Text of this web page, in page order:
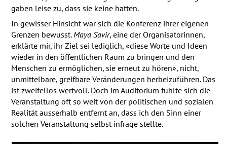
gaben leise zu, dass sie keine hatten.
In gewisser Hinsicht war sich die Konferenz ihrer eigenen
Grenzen bewusst.Maya Savir, eine der Organisatorinnen,
erklärte mir, ihr Ziel sei lediglich, «diese Worte und Ideen
wieder in den öffentlichen Raum zu bringen und den
Menschen zu ermöglichen, sie erneut zu hören», nicht,
unmittelbare, greifbare Veränderungen herbeizuführen. Das
ist zweifellos wertvoll. Doch im Auditorium fühlte sich die
Veranstaltung oft so weit von der politischen und sozialen
Realität ausserhalb entfernt an, dass ich den Sinn einer
solchen Veranstaltung selbst infrage stellte.